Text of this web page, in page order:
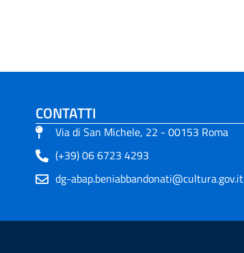
CONTATTI
Via di San Michele, 22 - 00153 Roma
(+39) 06 6723 4293
dg-abap.beniabbandonati@cultura.gov.it